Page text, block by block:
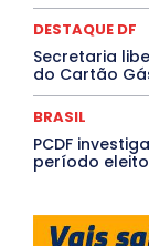
DESTAQUE DF
Secretaria
do Cartão
BRASIL
PCDF
período